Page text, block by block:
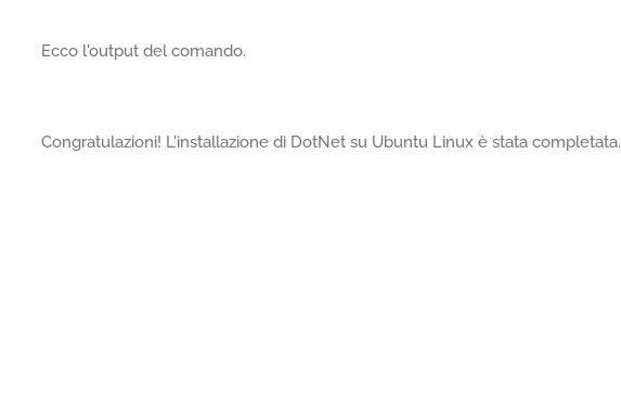
Ecco l'output del comando.
Congratulazioni! L'installazione di DotNet su Ubuntu Linux è stata completata.